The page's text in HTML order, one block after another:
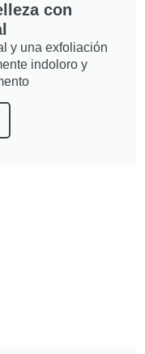
con
y una exfoliación
indoloro y